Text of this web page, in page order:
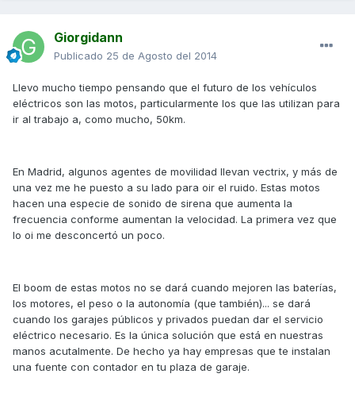
Giorgidann
Publicado 25 de Agosto del 2014
Llevo mucho tiempo pensando que el futuro de los vehículos
eléctricos son las motos, particularmente los que las utilizan para
ir al trabajo a, como mucho, 50km.
En Madrid, algunos agentes de movilidad llevan vectrix, y más de
una vez me he puesto a su lado para oir el ruido. Estas motos
hacen una especie de sonido de sirena que aumenta la
frecuencia conforme aumentan la velocidad. La primera vez que
lo oi me desconcertó un poco.
El boom de estas motos no se dará cuando mejoren las baterías,
los motores, el peso o la autonomía (que también)... se dará
cuando los garajes públicos y privados puedan dar el servicio
eléctrico necesario. Es la única solución que está en nuestras
manos acutalmente. De hecho ya hay empresas que te instalan
una fuente con contador en tu plaza de garaje.